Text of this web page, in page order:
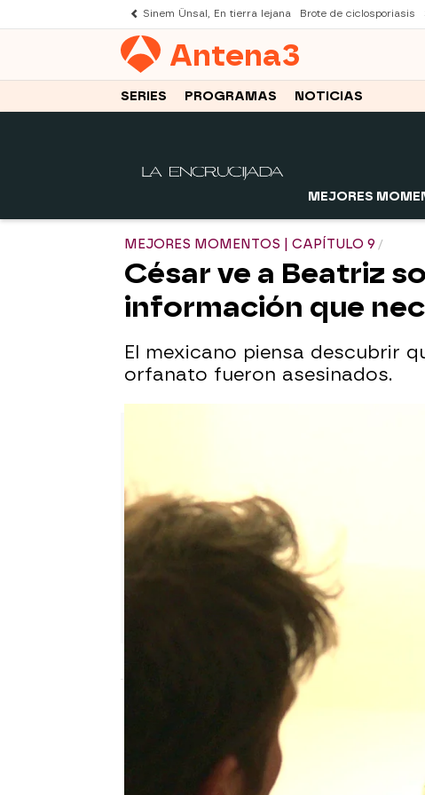
Sinem Ünsal, En tierra lejana Brote de ciclosporiasis
Antena3
SERIES PROGRAMAS NOTICIAS
MEJORES
MEJORES MOMENTOS | CAPÍTULO 9
César ve a Beatriz
información que
El mexicano piensa descubrir
orfanato fueron asesinados.
Eire García Arbaizar
24 de julio de 2025, 23:14
César
sabe que la muerte